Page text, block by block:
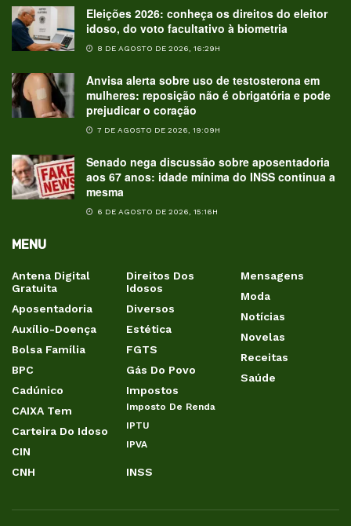
Eleições 2026: conheça os direitos do eleitor
idoso, do voto facultativo à biometria
8 DE AGOSTO DE 2026, 16:29H
Anvisa alerta sobre uso de testosterona em
mulheres: reposição não é obrigatória e pode
prejudicar o coração
7 DE AGOSTO DE 2026, 19:09H
Senado nega discussão sobre aposentadoria
aos 67 anos: idade mínima do INSS continua a
mesma
6 DE AGOSTO DE 2026, 15:16H
MENU
Antena Digital
Gratuita
Aposentadoria
Auxílio-Doença
Bolsa Família
BPC
Cadúnico
CAIXA Tem
Carteira Do Idoso
CIN
CNH
Direitos Dos
Idosos
Diversos
Estética
FGTS
Gás Do Povo
Impostos
Imposto De Renda
IPTU
IPVA
INSS
Mensagens
Moda
Notícias
Novelas
Receitas
Saúde